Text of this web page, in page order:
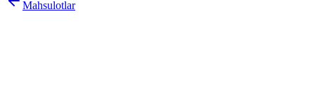
Mahsulotlar